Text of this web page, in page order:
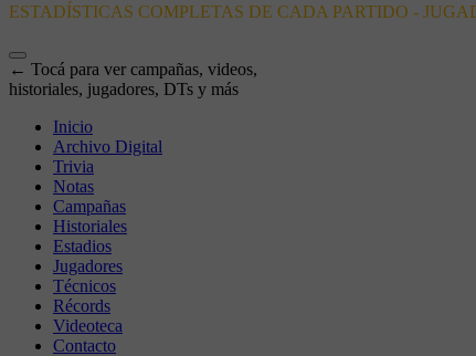
ESTADÍSTICAS COMPLETAS DE CADA PARTIDO -
← Tocá para ver campañas, videos,
historiales, jugadores, DTs y más
Inicio
Archivo Digital
Trivia
Notas
Campañas
Historiales
Estadios
Jugadores
Técnicos
Récords
Videoteca
Contacto